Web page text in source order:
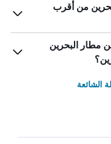
من أقرب
مطار البحرين
الشائعة